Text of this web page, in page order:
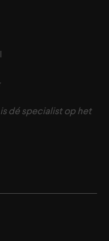
dé specialist op het